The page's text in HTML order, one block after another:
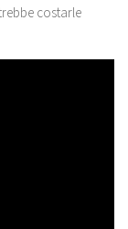
costarle